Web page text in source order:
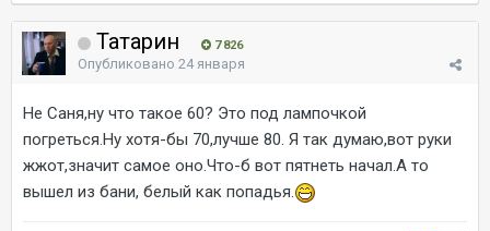
Татарин 7 826
Опубликовано 24 января
Не Саня,ну что такое 60? Это под лампочкой
погреться.Ну хотя-бы 70,лучше 80. Я так думаю,вот руки
жжот,значит самое оно.Что-б вот пятнеть начал.А то
вышел из бани, белый как попадья.